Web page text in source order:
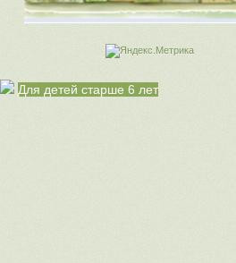
Для детей старше 6 лет